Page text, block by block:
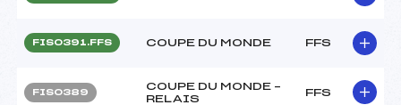
FIS0391.FFS COUPE DU MONDE FFS
FIS0389
COUPE DU MONDE –
RELAIS
FFS